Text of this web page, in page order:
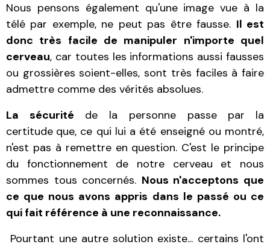
Nous pensons également qu'une image vue à la
télé par exemple, ne peut pas être fausse. Il est
donc très facile de manipuler n'importe quel
cerveau, car toutes les informations aussi fausses
ou grossières soient-elles, sont très faciles à faire
admettre comme des vérités absolues.
La sécurité de la personne passe par
la
certitude que, ce qui lui a été enseigné ou montré,
n'est pas à remettre en question. C'est le principe
du fonctionnement de notre cerveau et nous
sommes tous concernés. Nous n'acceptons que
ce que nous avons appris dans le passé ou ce
qui fait référence à une reconnaissance.
Pourtant une autre solution existe... certains l'ont